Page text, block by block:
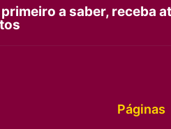
primeiro a saber, receba
Páginas